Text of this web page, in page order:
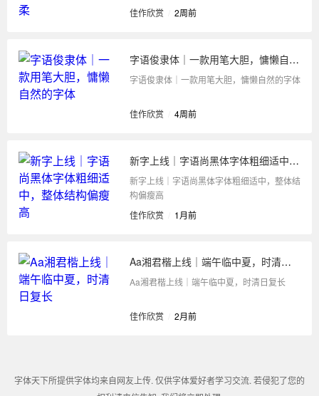
佳作欣赏 2周前
字语俊隶体｜一款用笔大胆，慵懒自然的字体
字语俊隶体｜一款用笔大胆，慵懒自然的字体
佳作欣赏 4周前
新字上线｜字语尚黑体字体粗细适中，整体结构偏瘦高
新字上线｜字语尚黑体字体粗细适中，整体结
构偏瘦高
佳作欣赏
1月前
Aa湘君楷上线｜端午临中夏，时清日复长
Aa湘君楷上线｜端午临中夏，时清日复长
佳作欣赏 2月前
字体天下所提供字体均来自网友上传. 仅供字体爱好者学习交流. 若侵犯了您的